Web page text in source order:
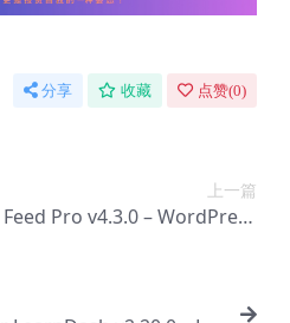
分享 收藏 点赞(0)
上一篇
Pro v4.3.0 – WordPress